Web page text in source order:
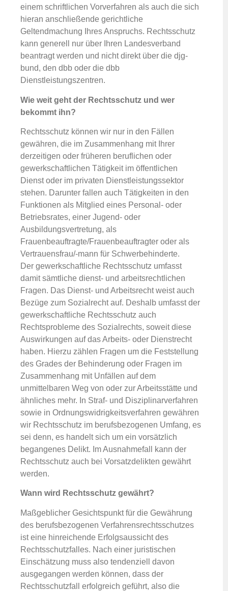
einem schriftlichen Vorverfahren als auch die sich
hieran anschließende gerichtliche
Geltendmachung Ihres Anspruchs. Rechtsschutz
kann generell nur über Ihren Landesverband
beantragt werden und nicht direkt über die djg-
bund, den dbb oder die dbb
Dienstleistungszentren.
Wie weit geht der Rechtsschutz und wer
bekommt ihn?
Rechtsschutz können wir nur in den Fällen
gewähren, die im Zusammenhang mit Ihrer
derzeitigen oder früheren beruflichen oder
gewerkschaftlichen Tätigkeit im öffentlichen
Dienst oder im privaten Dienstleistungssektor
stehen. Darunter fallen auch Tätigkeiten in den
Funktionen als Mitglied eines Personal- oder
Betriebsrates, einer Jugend- oder
Ausbildungsvertretung, als
Frauenbeauftragte/Frauenbeauftragter oder als
Vertrauensfrau/-mann für Schwerbehinderte.
Der gewerkschaftliche Rechtsschutz umfasst
damit sämtliche dienst- und arbeitsrechtlichen
Fragen. Das Dienst- und Arbeitsrecht weist auch
Bezüge zum Sozialrecht auf. Deshalb umfasst der
gewerkschaftliche Rechtsschutz auch
Rechtsprobleme des Sozialrechts, soweit diese
Auswirkungen auf das Arbeits- oder Dienstrecht
haben. Hierzu zählen Fragen um die Feststellung
des Grades der Behinderung oder Fragen im
Zusammenhang mit Unfällen auf dem
unmittelbaren Weg von oder zur Arbeitsstätte und
ähnliches mehr. In Straf- und Disziplinarverfahren
sowie in Ordnungswidrigkeitsverfahren gewähren
wir Rechtsschutz im berufsbezogenen Umfang, es
sei denn, es handelt sich um ein vorsätzlich
begangenes Delikt. Im Ausnahmefall kann der
Rechtsschutz auch bei Vorsatzdelikten gewährt
werden.
Wann wird Rechtsschutz gewährt?
Maßgeblicher Gesichtspunkt für die Gewährung
des berufsbezogenen Verfahrensrechtsschutzes
ist eine hinreichende Erfolgsaussicht des
Rechtsschutzfalles. Nach einer juristischen
Einschätzung muss also tendenziell davon
ausgegangen werden können, dass der
Rechtsschutzfall erfolgreich geführt, also die